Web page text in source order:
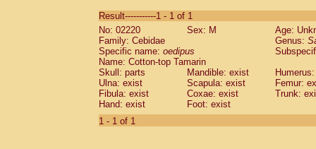
CebidaeSaguinus labiatus(0)
Cebidae Saguinus leucopus (0)
Cebidae
CebidaeSaguinus mystax
Cebidae Saguinus nigricollis (0)
Cebidae Saguinus oedipus
Cebidae Saguinus weddelli
Cebidae Saguinusspp.
Cebidae
Result-----------1 - 1 of 1
No: 02220
Sex: M
Age:
Family: Cebidae
Genus:
Specific name: oedipus
Name: Cotton-top Tamarin
Skull: parts
Mandible: exist
Ulna: exist
Scapula: exist
Femur:
Fibula: exist
Coxae: exist
Trunk:
Hand: exist
Foot: exist
1 - 1 of 1